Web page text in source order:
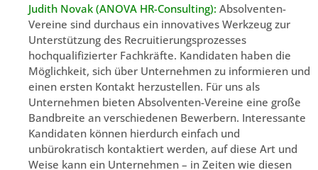
Judith Novak (ANOVA HR-Consulting): Absolventen-
Vereine sind durchaus ein innovatives Werkzeug zur
Unterstützung des Recruitierungsprozesses
hochqualifizierter Fachkräfte. Kandidaten haben die
Möglichkeit, sich über Unternehmen zu informieren und
einen ersten Kontakt herzustellen. Für uns als
Unternehmen bieten Absolventen-Vereine eine große
Bandbreite an verschiedenen Bewerbern. Interessante
Kandidaten können hierdurch einfach und
unbürokratisch kontaktiert werden, auf diese Art und
Weise kann ein Unternehmen – in Zeiten wie diesen